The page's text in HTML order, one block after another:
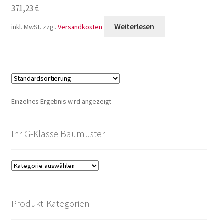
371,23€
inkl. MwSt. zzgl. Versandkosten Weiterlesen
Einzelnes Ergebnis wird angezeigt
Ihr G-Klasse Baumuster
Produkt-Kategorien